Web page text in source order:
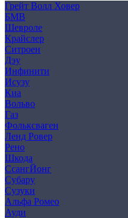
Грейт Волл Ховер
БМВ
Шевроле
Крайслер
Ситроен
Дэу
Инфинити
Исузу
Киа
Вольво
Газ
Фольксваген
Ленд Ровер
Рено
Шкода
СсангЙонг
Субару
Сузуки
Альфа Ромео
Ауди